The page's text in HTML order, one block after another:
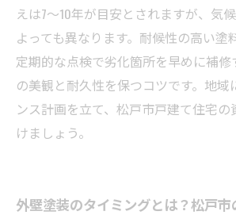
えは7～10年が目安とされますが、気
よっても異なります。耐候性の高い塗
定期的な点検で劣化箇所を早めに補修
の美観と耐久性を保つコツです。地域
ンス計画を立て、松戸市戸建て住宅
けましょう。
外壁塗装のタイミングとは？松戸